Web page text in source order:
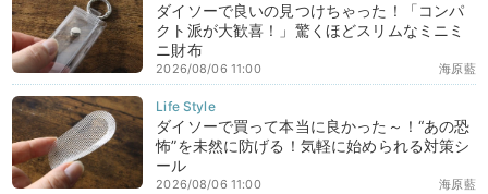
ダイソーで良いの見つけちゃった！「コンパ
クト派が大歓喜！」驚くほどスリムなミニミ
ニ財布
海原藍
2026/08/06 11:00
ダイソーで買って本当に良かった～！“あの恐
怖”を未然に防げる！気軽に始められる対策シ
ール
海原藍
2026/08/06 11:00